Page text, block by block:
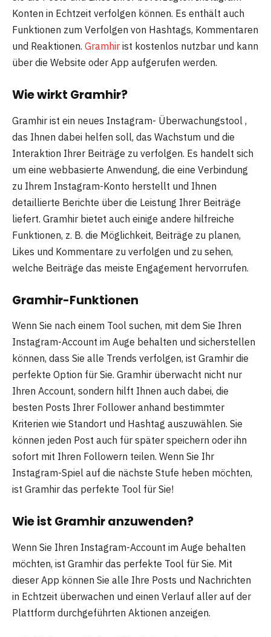
Konten in Echtzeit verfolgen können. Es enthält auch
Funktionen zum Verfolgen von Hashtags, Kommentaren
und Reaktionen. Gramhir ist kostenlos nutzbar und kann
über die Website oder App aufgerufen werden.
Wie wirkt Gramhir?
Gramhir ist ein neues Instagram- Überwachungstool ,
das Ihnen dabei helfen soll, das Wachstum und die
Interaktion Ihrer Beiträge zu verfolgen. Es handelt sich
um eine webbasierte Anwendung, die eine Verbindung
zu Ihrem Instagram-Konto herstellt und Ihnen
detaillierte Berichte über die Leistung Ihrer Beiträge
liefert. Gramhir bietet auch einige andere hilfreiche
Funktionen, z. B. die Möglichkeit, Beiträge zu planen,
Likes und Kommentare zu verfolgen und zu sehen,
welche Beiträge das meiste Engagement hervorrufen.
Gramhir-Funktionen
Wenn Sie nach einem Tool suchen, mit dem Sie Ihren
Instagram-Account im Auge behalten und sicherstellen
können, dass Sie alle Trends verfolgen, ist Gramhir die
perfekte Option für Sie. Gramhir überwacht nicht nur
Ihren Account, sondern hilft Ihnen auch dabei, die
besten Posts Ihrer Follower anhand bestimmter
Kriterien wie Standort und Hashtag auszuwählen. Sie
können jeden Post auch für später speichern oder ihn
sofort mit Ihren Followern teilen. Wenn Sie Ihr
Instagram-Spiel auf die nächste Stufe heben möchten,
ist Gramhir das perfekte Tool für Sie!
Wie ist Gramhir anzuwenden?
Wenn Sie Ihren Instagram-Account im Auge behalten
möchten, ist Gramhir das perfekte Tool für Sie. Mit
dieser App können Sie alle Ihre Posts und Nachrichten
in Echtzeit überwachen und einen Verlauf aller auf der
Plattform durchgeführten Aktionen anzeigen.